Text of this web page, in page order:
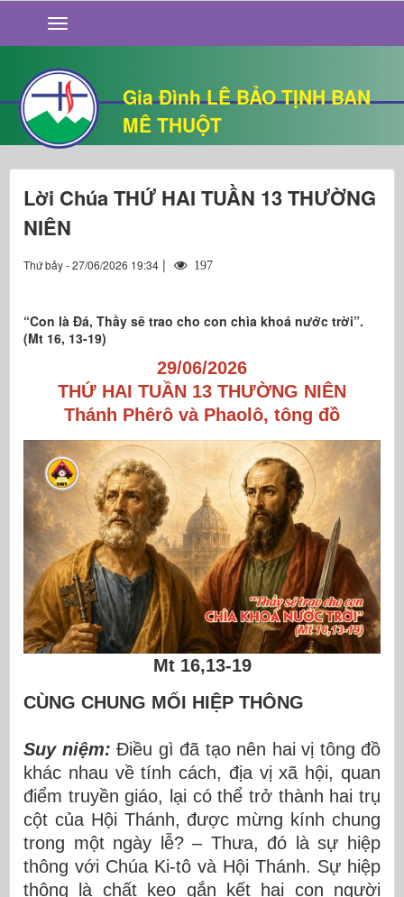
Gia Đình LÊ BẢO TỊNH BAN
MÊ THUỘT
GIỚI THIỆU
TIN TỨC
SỐNG ĐẠO
CHUYỆN NHÀ
QUÁN VĂN
THƯ GIÃN
Lời Chúa THỨ HAI TUẦN 13 THƯỜNG
NIÊN
Thứ bảy - 27/06/2026 19:34 | 197
“Con là Ðá, Thầy sẽ trao cho con chìa khoá nước trời”.
(Mt 16, 13-19)
29/06/2026
THỨ HAI TUẦN 13 THƯỜNG NIÊN
Thánh Phêrô và Phaolô, tông đồ
Mt 16,13-19
CÙNG CHUNG MỐI HIỆP THÔNG
Suy niệm: Điều gì đã tạo nên hai vị tông đồ
khác nhau về tính cách, địa vị xã hội, quan
điểm truyền giáo, lại có thể trở thành hai trụ
cột của Hội Thánh, được mừng kính chung
trong một ngày lễ? – Thưa, đó là sự hiệp
thông với Chúa Ki-tô và Hội Thánh. Sự hiệp
thông là chất keo gắn kết hai con người